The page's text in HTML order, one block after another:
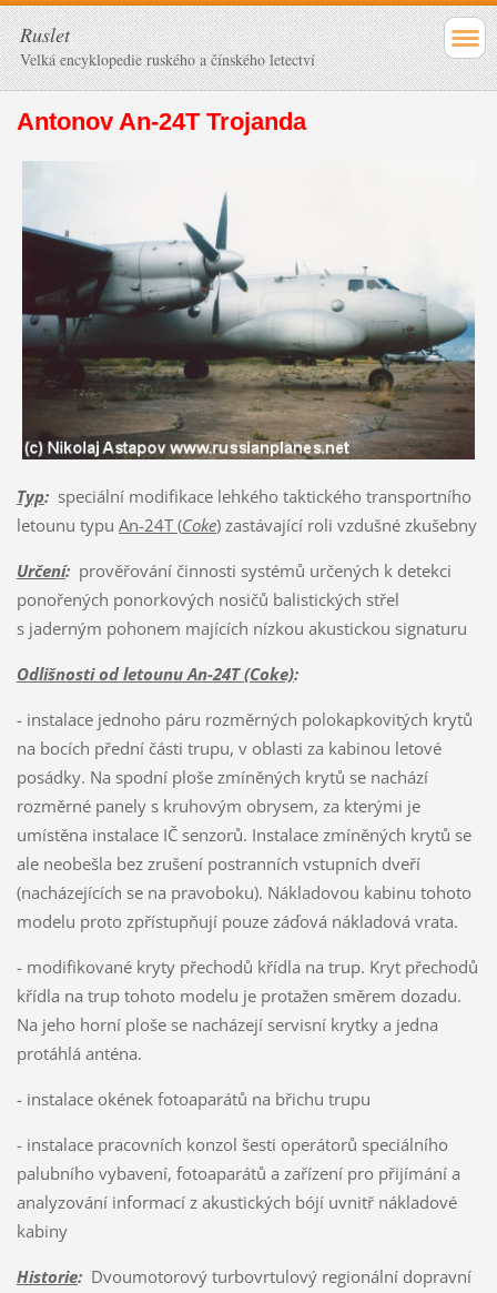
Ruslet
Velká encyklopedie ruského a čínského letectví
Antonov An-24T Trojanda
Typ:speciální modifikace lehkého taktického transportního
letounu typu An-24T (Coke)zastávající roli vzdušné zkušebny
Určení:prověřování činnosti systémů určených k detekci
ponořených ponorkových nosičů balistických střel
s jaderným pohonem majících nízkou akustickou signaturu
Odlišnosti od letounu An-24T (Coke):
- instalace jednoho páru rozměrných polokapkovitých krytů
na bocích přední části trupu, v oblasti za kabinou letové
posádky. Na spodní ploše zmíněných krytů se nachází
rozměrné panely s kruhovým obrysem, za kterými je
umístěna instalace IČ senzorů. Instalace zmíněných krytů se
ale neobešla bez zrušení postranních vstupních dveří
(nacházejících se na pravoboku). Nákladovou kabinu tohoto
modelu proto zpřístupňují pouze záďová nákladová vrata.
- modifikované kryty přechodů křídla na trup. Kryt přechodů
křídla na trup tohoto modelu je protažen směrem dozadu.
Na jeho horní ploše se nacházejí servisní krytky a jedna
protáhlá anténa.
- instalace okének fotoaparátů na břichu trupu
- instalace pracovních konzol šesti operátorů speciálního
palubního vybavení, fotoaparátů a zařízení pro přijímání a
analyzování informací z akustických bójí uvnitř nákladové
kabiny
Historie:Dvoumotorový turbovrtulový regionální dopravní